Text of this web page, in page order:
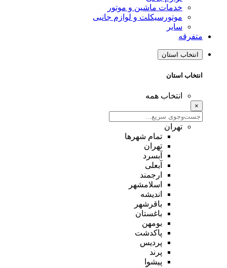
خدمات ماشین و موتور
موتورسیکلت و لوازم جانبی
سایر
متفرقه
انتخاب استان
انتخاب استان
انتخاب همه
×
تهران
تمام شهر‌ها
تهران
آبسرد
آبعلی
ارجمند
اسلامشهر
اندیشه
باقرشهر
باغستان
بومهن
پاکدشت
پردیس
پرند
پیشوا